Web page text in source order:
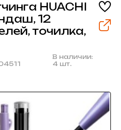
HUACHI
12
точилка,
В наличии:
4 шт.